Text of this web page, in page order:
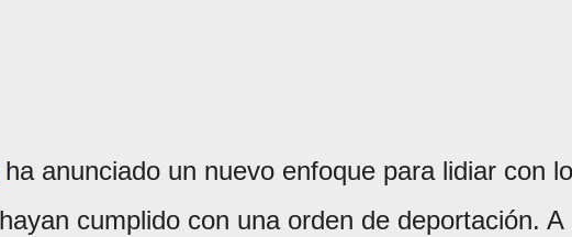
ha anunciado un nuevo enfoque para lidiar con
cumplido con una orden de deportación. A